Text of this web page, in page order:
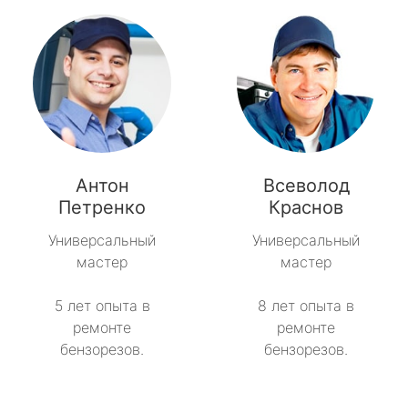
Антон
Петренко
Универсальный
мастер
5 лет опыта в
ремонте
бензорезов.
Всеволод
Краснов
Универсальный
мастер
8 лет опыта в
ремонте
бензорезов.